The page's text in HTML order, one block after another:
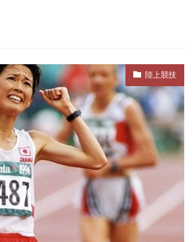
陸上競技